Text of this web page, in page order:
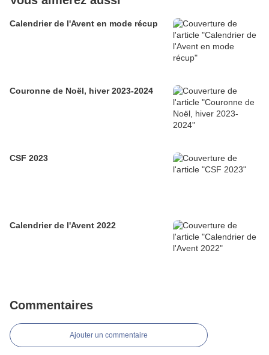
Calendrier de l'Avent en mode récup
Couronne de Noël, hiver 2023-2024
CSF 2023
Calendrier de l'Avent 2022
Commentaires
Ajouter un commentaire